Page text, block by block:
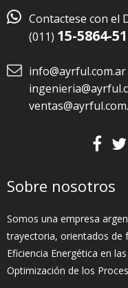
 Contactese con el
(011) 15-5864-
info@ayrful.com.ar
Sobre nosotros
Somos una empresa
trayectoria, orientados de
Eficiencia Energética en
Optimización de los